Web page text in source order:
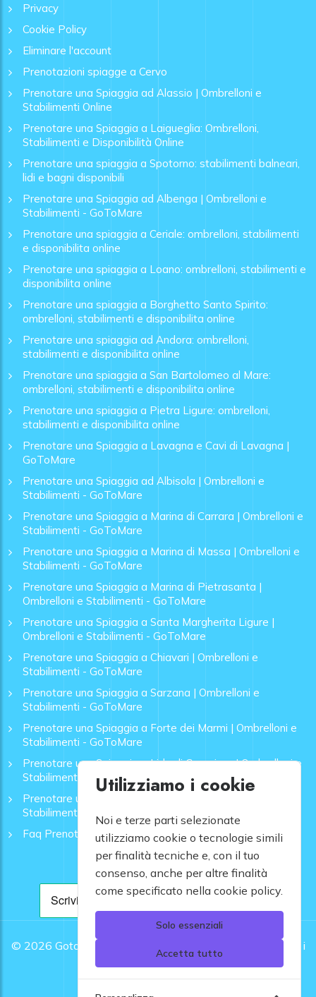
Privacy
Cookie Policy
Eliminare l'account
Prenotazioni spiagge a Cervo
Prenotare una Spiaggia ad Alassio | Ombrelloni e
Stabilimenti Online
Prenotare una Spiaggia a Laigueglia: Ombrelloni,
Stabilimenti e Disponibilità Online
Prenotare una spiaggia a Spotorno: stabilimenti balneari,
lidi e bagni disponibili
Prenotare una Spiaggia ad Albenga | Ombrelloni e
Stabilimenti - GoToMare
Prenotare una spiaggia a Ceriale: ombrelloni, stabilimenti
e disponibilita online
Prenotare una spiaggia a Loano: ombrelloni, stabilimenti e
disponibilita online
Prenotare una spiaggia a Borghetto Santo Spirito:
ombrelloni, stabilimenti e disponibilita online
Prenotare una spiaggia ad Andora: ombrelloni,
stabilimenti e disponibilita online
Prenotare una spiaggia a San Bartolomeo al Mare:
ombrelloni, stabilimenti e disponibilita online
Prenotare una spiaggia a Pietra Ligure: ombrelloni,
stabilimenti e disponibilita online
Prenotare una Spiaggia a Lavagna e Cavi di Lavagna |
GoToMare
Prenotare una Spiaggia ad Albisola | Ombrelloni e
Stabilimenti - GoToMare
Prenotare una Spiaggia a Marina di Carrara | Ombrelloni e
Stabilimenti - GoToMare
Prenotare una Spiaggia a Marina di Massa | Ombrelloni e
Stabilimenti - GoToMare
Prenotare una Spiaggia a Marina di Pietrasanta |
Ombrelloni e Stabilimenti - GoToMare
Prenotare una Spiaggia a Santa Margherita Ligure |
Ombrelloni e Stabilimenti - GoToMare
Prenotare una Spiaggia a Chiavari | Ombrelloni e
Stabilimenti - GoToMare
Prenotare una Spiaggia a Sarzana | Ombrelloni e
Stabilimenti - GoToMare
Prenotare una Spiaggia a Forte dei Marmi | Ombrelloni e
Stabilimenti - GoToMare
Prenotare una Spiaggia a Lido di Camaiore | Ombrelloni e
Stabilimenti - GoToMare
Prenotare una Spiaggia a Rapallo | Ombrelloni e
Stabilimenti - GoToMare
Faq Prenotazione Spiagge
© 2026 Gotomare srl - Partita IVA 12948810960 .
Tutti i
diritti riservati.
Utilizziamo i cookie
Noi e terze parti selezionate
utilizziamo cookie o tecnologie simili
per finalità tecniche e, con il tuo
consenso, anche per altre finalità
come specificato nella cookie policy.
Solo essenziali
Accetta tutto